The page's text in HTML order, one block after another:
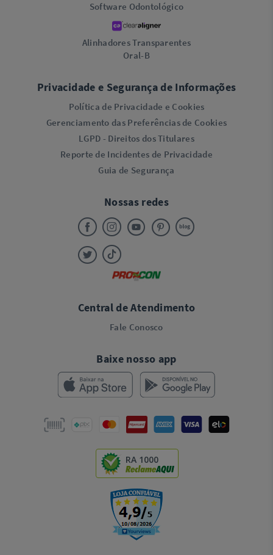
Software Odontológico
Alinhadores Transparentes
Oral-B
Privacidade e Segurança de Informações
Política de Privacidade e Cookies
Gerenciamento das Preferências de Cookies
LGPD - Direitos dos Titulares
Reporte de Incidentes de Privacidade
Guia de Segurança
Nossas redes
Central de Atendimento
Fale Conosco
Baixe nosso app
RA 1000